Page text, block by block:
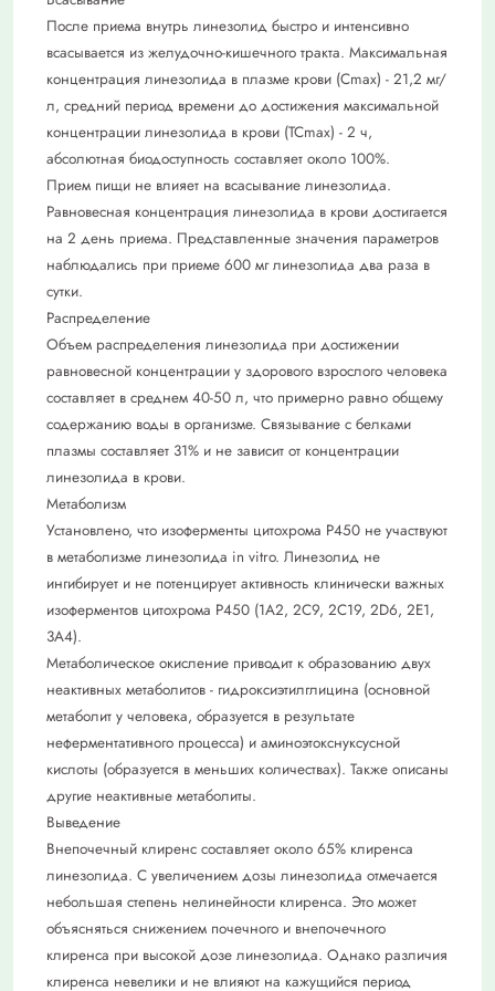
После приема внутрь линезолид быстро и интенсивно
всасывается из желудочно-кишечного тракта. Максимальная
концентрация линезолида в плазме крови (Сmax) - 21,2 мг/
л, средний период времени до достижения максимальной
концентрации линезолида в крови (ТСmах) - 2 ч,
абсолютная биодоступность составляет около 100%.
Прием пищи не влияет на всасывание линезолида.
Равновесная концентрация линезолида в крови достигается
на 2 день приема. Представленные значения параметров
наблюдались при приеме 600 мг линезолида два раза в
сутки.
Распределение
Объем распределения линезолида при достижении
равновесной концентрации у здорового взрослого человека
составляет в среднем 40-50 л, что примерно равно общему
содержанию воды в организме. Связывание с белками
плазмы составляет 31% и не зависит от концентрации
линезолида в крови.
Метаболизм
Установлено, что изоферменты цитохрома Р450 не участвуют
в метаболизме линезолида in vitro. Линезолид не
ингибирует и не потенцирует активность клинически важных
изоферментов цитохрома Р450 (1А2, 2С9, 2С19, 2D6, 2Е1,
3А4).
Метаболическое окисление приводит к образованию двух
неактивных метаболитов - гидроксиэтилглицина (основной
метаболит у человека, образуется в результате
неферментативного процесса) и аминоэтокснуксусной
кислоты (образуется в меньших количествах). Также описаны
другие неактивные метаболиты.
Выведение
Внепочечный клиренс составляет около 65% клиренса
линезолида. С увеличением дозы линезолида отмечается
небольшая степень нелинейности клиренса. Это может
объясняться снижением почечного и внепочечного
клиренса при высокой дозе линезолида. Однако различия
клиренса невелики и не влияют на кажущийся период